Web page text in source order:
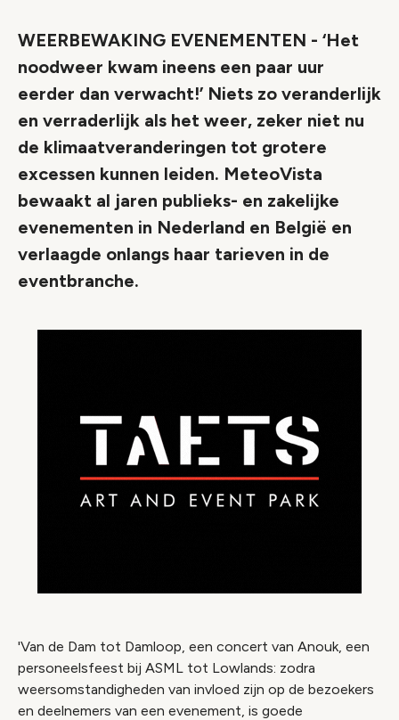
WEERBEWAKING EVENEMENTEN - ‘Het
noodweer kwam ineens een paar uur
eerder dan verwacht!’ Niets zo veranderlijk
en verraderlijk als het weer, zeker niet nu
de klimaatveranderingen tot grotere
excessen kunnen leiden. MeteoVista
bewaakt al jaren publieks- en zakelijke
evenementen in Nederland en België en
verlaagde onlangs haar tarieven in de
eventbranche.
'Van de Dam tot Damloop, een concert van Anouk, een
personeelsfeest bij ASML tot Lowlands: zodra
weersomstandigheden van invloed zijn op de bezoekers
en deelnemers van een evenement, is goede